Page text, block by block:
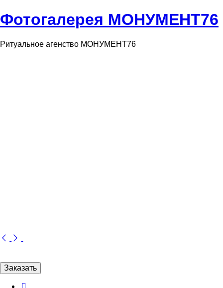
Фотогалерея МОНУМЕНТ76
Ритуальное агенство МОНУМЕНТ76
Заказать